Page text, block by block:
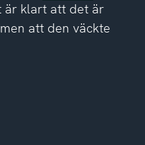
är klart att det är
att den väckte